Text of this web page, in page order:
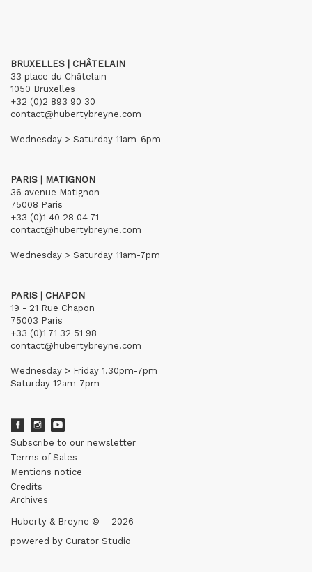
BRUXELLES | CHÂTELAIN
33 place du Châtelain
1050 Bruxelles
+32 (0)2 893 90 30
contact@hubertybreyne.com
Wednesday > Saturday 11am-6pm
PARIS | MATIGNON
36 avenue Matignon
75008 Paris
+33 (0)1 40 28 04 71
contact@hubertybreyne.com
Wednesday > Saturday 11am-7pm
PARIS | CHAPON
19 - 21 Rue Chapon
75003 Paris
+33 (0)1 71 32 51 98
contact@hubertybreyne.com
Wednesday > Friday 1.30pm-7pm
Saturday 12am-7pm
Subscribe to our newsletter
Terms of Sales
Mentions notice
Credits
Archives
Huberty & Breyne © – 2026
powered by Curator Studio